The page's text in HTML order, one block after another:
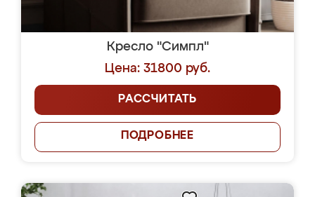
Кресло "Симпл"
Цена: 31800 руб.
РАССЧИТАТЬ
ПОДРОБНЕЕ